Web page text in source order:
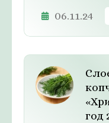
06.11.24
год